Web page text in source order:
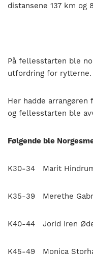
distansene 137 km og
På fellesstarten ble
utfordring for rytterne.
Her hadde
og fellesstarten ble
Følgende ble
K30-34 Marit
K35-39 Merethe
K40-44 Jorid Iren
K45-49 Monica